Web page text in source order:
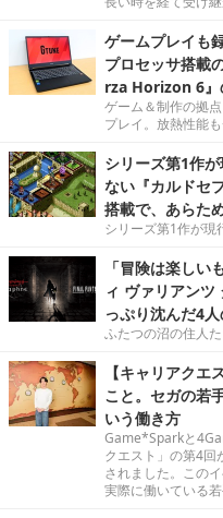
ゲームプレイも
プロセッサ搭載
rza Horizon 6』
ゲーム＆制作の拠
プレイ。放熱性能
シリーズ第1作
ない『カルドセ
搭載で、あらた
シリーズ第1作が現
「冒険は楽しい
ィ ヴァリアン
っぷり沈んだ4
ふたつの沼の住人
【キャリアクエ
こと。セガの若
いう働き方
Game*Sparkと
クエスト」の第4回
されました。この
実際に働いている